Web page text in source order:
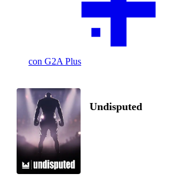
con G2A Plus
Undisputed